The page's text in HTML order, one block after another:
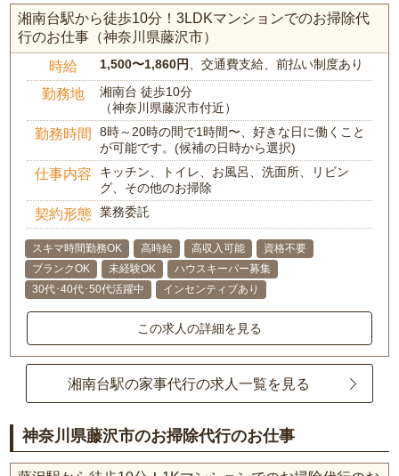
湘南台駅から徒歩10分！3LDKマンションでのお掃除代
行のお仕事（神奈川県藤沢市）
時給 1,500〜1,860円、交通費支給、前払い制度あり
勤務地
湘南台 徒歩10分
（神奈川県藤沢市付近）
勤務時間
8時～20時の間で1時間〜、好きな日に働くこと
が可能です。(候補の日時から選択)
仕事内容
キッチン、トイレ、お風呂、洗面所、リビン
グ、その他のお掃除
契約形態 業務委託
スキマ時間勤務OK 高時給 高収入可能
資格不要
ブランクOK
未経験OK
ハウスキーパー募集
30代･40代･50代活躍中
インセンティブあり
この求人の詳細を見る
湘南台駅の家事代行の求人一覧を見る
神奈川県藤沢市のお掃除代行のお仕事